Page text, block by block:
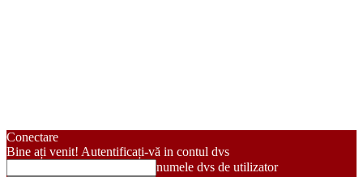
Conectare
Bine ați venit! Autentificați-vă in contul dvs
numele dvs de utilizator